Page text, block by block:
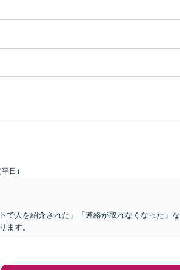
日）
で人を紹介された」「連絡が取れなくなった」
ます。